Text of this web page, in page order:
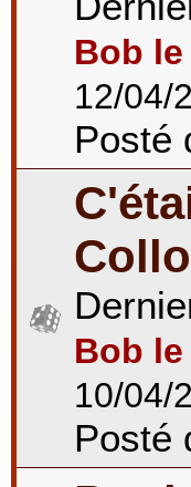
Bob
12/04/
Posté
Bob
10/04/
Posté